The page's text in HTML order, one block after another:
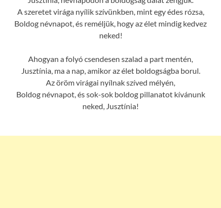
A szeretet virága nyílik szívünkben, mint egy édes rózsa,
Boldog névnapot, és reméljük, hogy az élet mindig kedvez
neked!
Ahogyan a folyó csendesen szalad a part mentén,
Jusztínia, ma a nap, amikor az élet boldogságba borul.
Az öröm virágai nyílnak szíved mélyén,
Boldog névnapot, és sok-sok boldog pillanatot kívánunk
neked, Jusztínia!